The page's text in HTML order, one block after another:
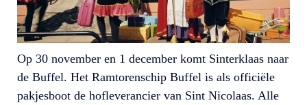
Op 30 november en 1 december komt Sinterklaas naar
de Buffel. Het Ramtorenschip Buffel is als officiële
pakjesboot de hofleverancier van Sint Nicolaas. Alle